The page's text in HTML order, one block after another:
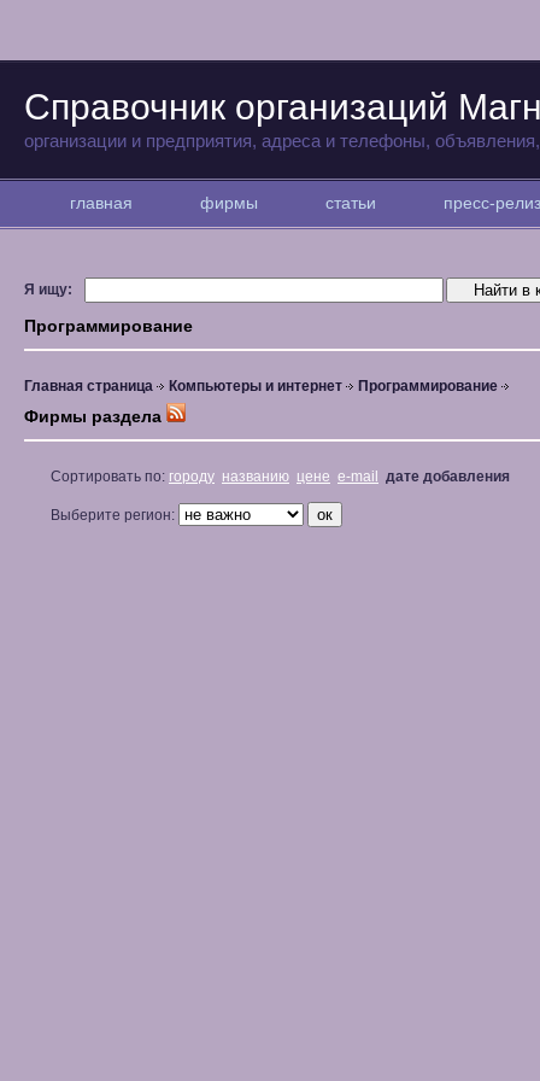
Справочник организаций
организации и предприятия, адреса и телефоны,
главная фирмы статьи пресс-
Я ищу:
Программирование
Главная страница Компьютеры и интернет Программирование
Фирмы раздела
Сортировать по: городу названию цене e-mail дате добавления
Выберите регион: